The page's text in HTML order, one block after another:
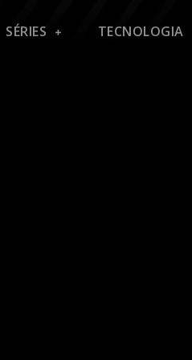
SÉRIES TECNOLOGIA